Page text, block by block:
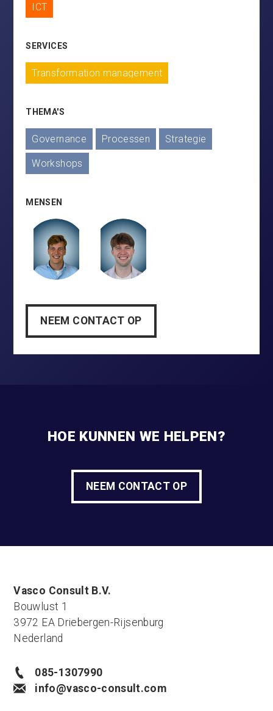
ICT
SERVICES
Transformation management
THEMA'S
Governance Processen Strategie
Workshops
MENSEN
NEEM CONTACT OP
HOE KUNNEN WE HELPEN?
NEEM CONTACT OP
Vasco Consult B.V.
Bouwlust 1
3972 EA Driebergen-Rijsenburg
Nederland
085-1307990
info@vasco-consult.com